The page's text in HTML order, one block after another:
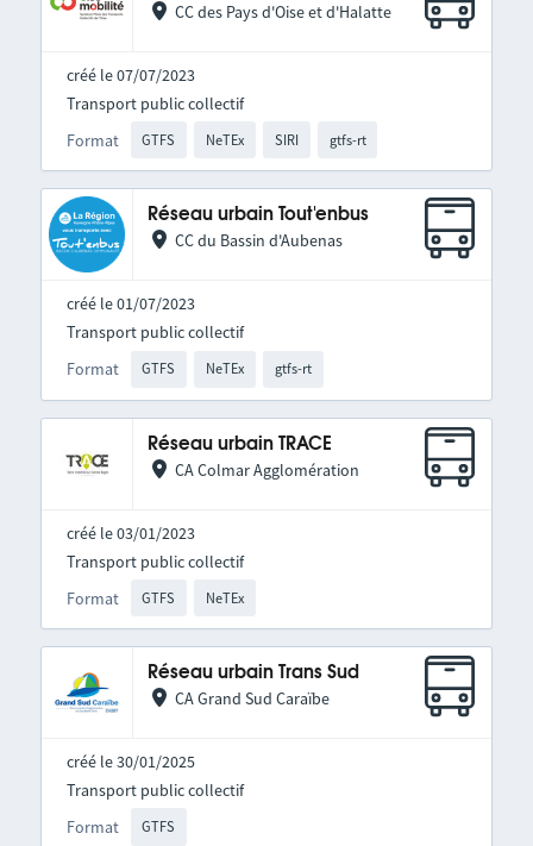
CC des Pays d'Oise et d'Halatte
créé le 07/07/2023
Format GTFS NeTEx SIRI gtfs-rt
Transport public collectif
Réseau urbain Tout'enbus
CC du Bassin d'Aubenas
créé le 01/07/2023
Format GTFS NeTEx gtfs-rt
Transport public collectif
Réseau urbain TRACE
CA Colmar Agglomération
créé le 03/01/2023
Format GTFS NeTEx
Transport public collectif
Réseau urbain Trans Sud
CA Grand Sud Caraïbe
créé le 30/01/2025
Format GTFS
Transport public collectif